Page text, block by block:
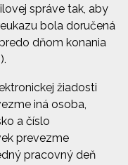
správe tak, aby
bola doručená
dňom konania
žiadosti
iná osoba,
a číslo
prevezme
pracovný deň